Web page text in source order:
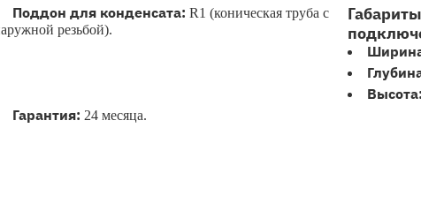
Поддон для конденсата: R1 (коническая труба с
резьбой).
Высота:
Гарантия: 24 месяца.